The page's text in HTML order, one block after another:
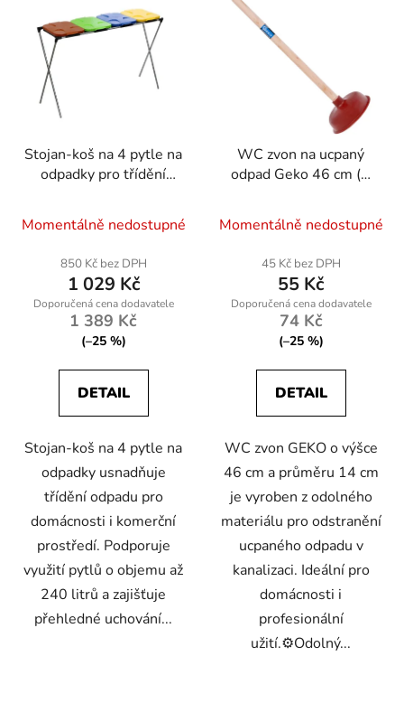
Stojan-koš na 4 pytle na
odpadky pro třídění
Momentálně nedostupné
850 Kč bez DPH
1 029 Kč
1 389 Kč
(–25 %)
DETAIL
Stojan-koš na 4 pytle na
odpadky usnadňuje
třídění odpadu pro
domácnosti i komerční
prostředí. Podporuje
využití pytlů o objemu až
240 litrů a zajišťuje
přehledné uchování...
WC zvon na ucpaný
odpad Geko 46 cm (Ø
Momentálně nedostupné
45 Kč bez DPH
55 Kč
74 Kč
(–25 %)
DETAIL
WC zvon GEKO o výšce
46 cm a průměru 14 cm
je vyroben z odolného
materiálu pro odstranění
ucpaného odpadu v
kanalizaci. Ideální pro
domácnosti i
profesionální
užití.⚙️Odolný...